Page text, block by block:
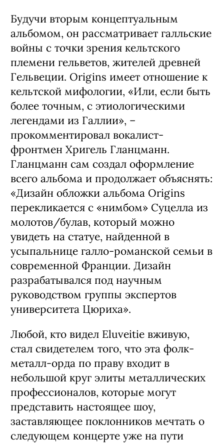
Будучи вторым концептуальным
альбомом, он рассматривает галльские
войны с точки зрения кельтского
племени гельветов, жителей древней
Гельвеции. Origins имеет отношение к
кельтской мифологии, «Или, если быть
более точным, с этиологическими
легендами из Галлии», –
прокомментировал вокалист-
фронтмен Хригель Гланцманн.
Гланцманн сам создал оформление
всего альбома и продолжает объяснять:
«Дизайн обложки альбома Origins
перекликается с «нимбом» Суцелла из
молотов/булав, который можно
увидеть на статуе, найденной в
усыпальнице галло-романской семьи в
современной Франции. Дизайн
разрабатывался под научным
руководством группы экспертов
университета Цюриха».
Любой, кто видел Eluveitie вживую,
стал свидетелем того, что эта фолк-
металл-орда по праву входит в
небольшой круг элиты металлических
профессионалов, которые могут
представить настоящее шоу,
заставляющее поклонников мечтать о
следующем концерте уже на пути